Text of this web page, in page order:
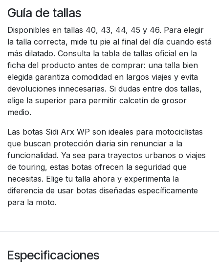
Guía de tallas
Disponibles en tallas 40, 43, 44, 45 y 46. Para elegir
la talla correcta, mide tu pie al final del día cuando está
más dilatado. Consulta la tabla de tallas oficial en la
ficha del producto antes de comprar: una talla bien
elegida garantiza comodidad en largos viajes y evita
devoluciones innecesarias. Si dudas entre dos tallas,
elige la superior para permitir calcetín de grosor
medio.
Las botas Sidi Arx WP son ideales para motociclistas
que buscan protección diaria sin renunciar a la
funcionalidad. Ya sea para trayectos urbanos o viajes
de touring, estas botas ofrecen la seguridad que
necesitas. Elige tu talla ahora y experimenta la
diferencia de usar botas diseñadas específicamente
para la moto.
Especificaciones